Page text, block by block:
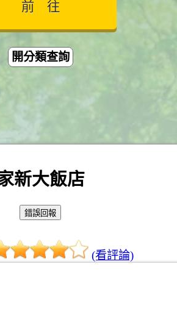
開分類查詢
新大飯店
(看評論)